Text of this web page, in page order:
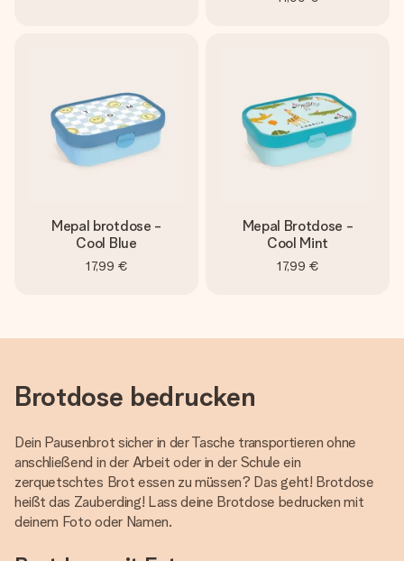
Mepal brotdose -
Cool Blue
17,99 €
Mepal Brotdose -
Cool Mint
17,99 €
Brotdose bedrucken
Dein Pausenbrot sicher in der Tasche transportieren ohne
anschließend in der Arbeit oder in der Schule ein
zerquetschtes Brot essen zu müssen? Das geht! Brotdose
heißt das Zauberding! Lass deine Brotdose bedrucken mit
deinem Foto oder Namen.